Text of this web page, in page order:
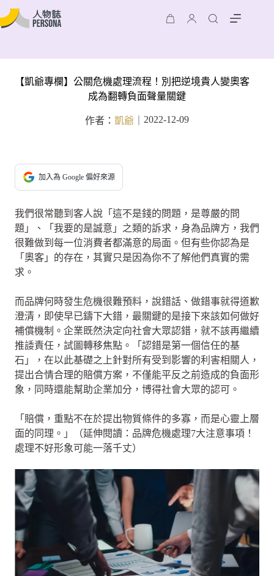
【凱爺專欄】公關危機處理流程！別把逆境貴人變奧客
成為翻轉負面聲量關鍵
作者： 凱爺 2022-12-09
加入為 Google 偏好來源
我們很常聽到客人說「這不是錢的問題，是尊嚴的問
題」、「我要的是誠意」之類的訴求，身為品牌方，我們
很難做到每一位消費者都滿意的局面。但有些你認為是
「奧客」的存在，其實只是因為你不了解他們真實的需
求。
而品牌何時發生危機很難預料，說錯話、做錯事就得道歉
澄清，即使早已鑄下大錯，最關鍵的是接下來該如何做好
補償機制。企業既然決定向社會大眾認錯，就不該再繼續
推諉責任，試圖轉移焦點。「認錯是第一個信任的基
石」，在以此基礎之上針對所有受到影響的利害相關人，
提出合情合理的賠償方案，不僅能平反之前造成的負面形
象，同時還能幫助企業加分，博得社會大眾的認可。
「賠償，重點不在於提出物質條件的多寡，而是心靈上層
面的同理。」（延伸閱讀：品牌危機處理7大注意事項！
處理不好形象可能一落千丈）